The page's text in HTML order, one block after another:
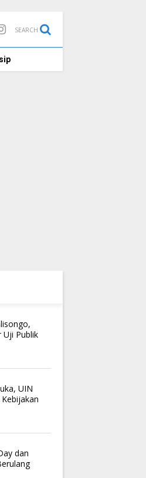
SEARCH
Uji Publik
UIN
dan